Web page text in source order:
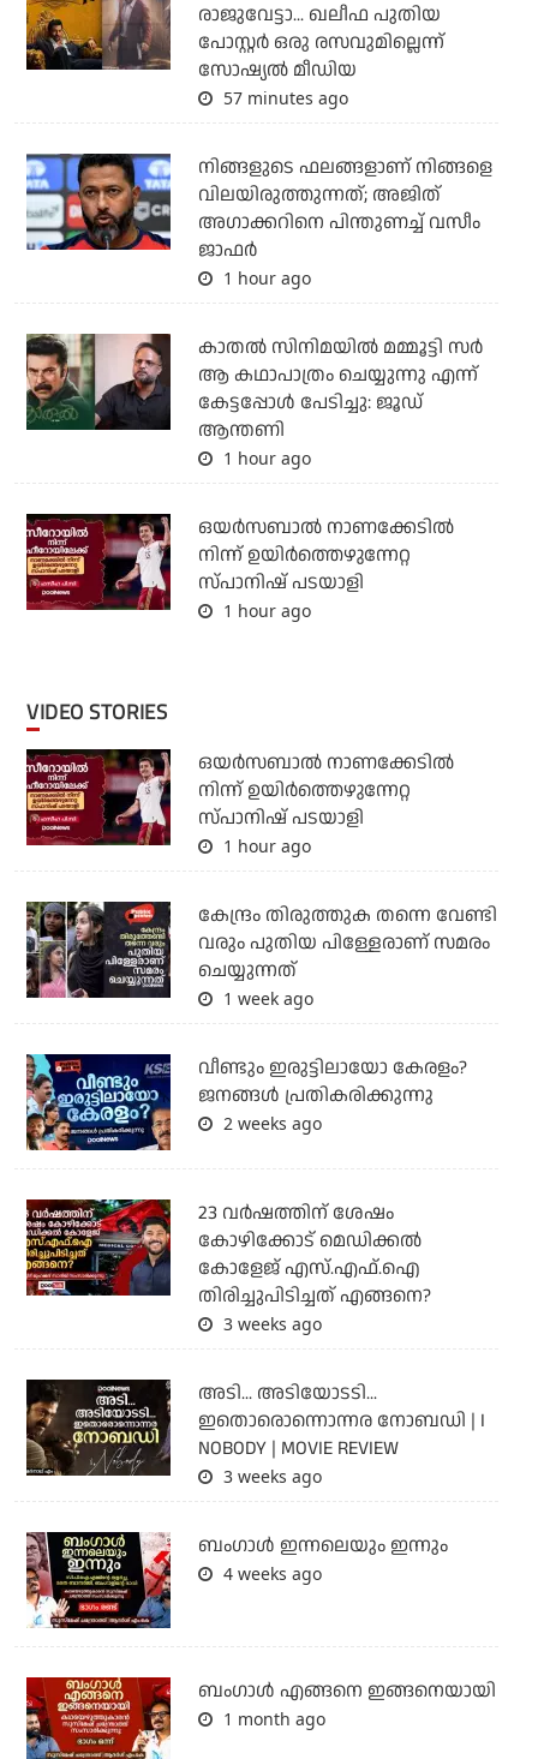
രാജുവേട്ടാ... ഖലീഫ പുതിയ
പോസ്റ്റര്‍ ഒരു രസവുമില്ലെന്ന്
സോഷ്യല്‍ മീഡിയ
57 minutes ago
നിങ്ങളുടെ ഫലങ്ങളാണ് നിങ്ങളെ
വിലയിരുത്തുന്നത്; അജിത്
അഗാക്കറിനെ പിന്തുണച്ച് വസീം
ജാഫര്‍
1 hour ago
കാതൽ സിനിമയിൽ മമ്മൂട്ടി സർ
ആ കഥാപാത്രം ചെയ്യുന്നു എന്ന്
കേട്ടപ്പോൾ പേടിച്ചു: ജൂഡ്
ആന്തണി
1 hour ago
ഒയര്‍സബാൽ നാണക്കേടിൽ
നിന്ന് ഉയിർത്തെഴുന്നേറ്റ
സ്പാനിഷ് പടയാളി
1 hour ago
VIDEO STORIES
ഒയര്‍സബാൽ നാണക്കേടിൽ
നിന്ന് ഉയിർത്തെഴുന്നേറ്റ
സ്പാനിഷ് പടയാളി
1 hour ago
കേന്ദ്രം തിരുത്തുക തന്നെ വേണ്ടി
വരും പുതിയ പിള്ളേരാണ് സമരം
ചെയ്യുന്നത്
1 week ago
വീണ്ടും ഇരുട്ടിലായോ കേരളം?
ജനങ്ങൾ പ്രതികരിക്കുന്നു
2 weeks ago
23 വർഷത്തിന് ശേഷം
കോഴിക്കോട് മെഡിക്കൽ
കോളേജ് എസ്.എഫ്.ഐ
തിരിച്ചുപിടിച്ചത് എങ്ങനെ?
3 weeks ago
അടി... അടിയോടടി...
ഇതൊരൊന്നൊന്നര നോബഡി | I
NOBODY | MOVIE REVIEW
3 weeks ago
ബംഗാള്‍ ഇന്നലെയും ഇന്നും
4 weeks ago
ബം​ഗാൾ എങ്ങനെ ഇങ്ങനെയായി
1 month ago